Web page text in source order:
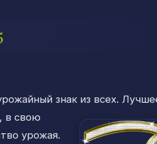
знак из всех.
в свою
урожая.